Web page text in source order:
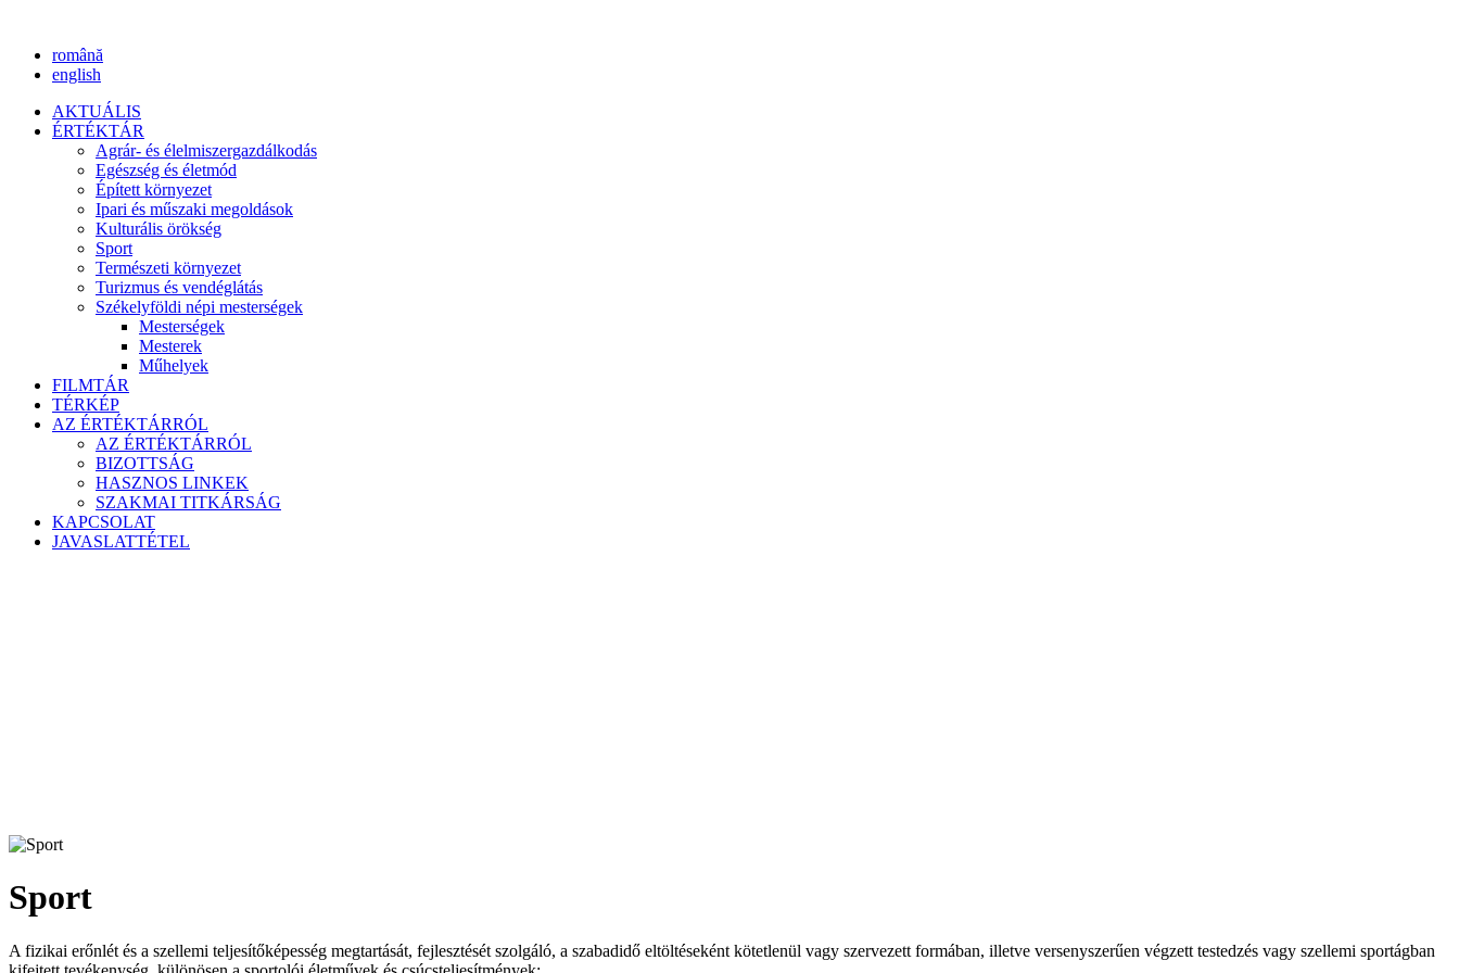
română
english
AKTUÁLIS
ÉRTÉKTÁR
Agrár- és élelmiszergazdálkodás
Egészség és életmód
Épített környezet
Ipari és műszaki megoldások
Kulturális örökség
Sport
Természeti környezet
Turizmus és vendéglátás
Székelyföldi népi mesterségek
Mesterségek
Mesterek
Műhelyek
FILMTÁR
TÉRKÉP
AZ ÉRTÉKTÁRRÓL
AZ ÉRTÉKTÁRRÓL
BIZOTTSÁG
HASZNOS LINKEK
SZAKMAI TITKÁRSÁG
KAPCSOLAT
JAVASLATTÉTEL
Sport
A fizikai erőnlét és a szellemi teljesítőképesség megtartását, fejlesztését szolgáló, a szabadidő eltöltéseként kötetlenül vagy szervezett formában, illetve versenyszerűen végzett testedzés vagy szellemi sportágban